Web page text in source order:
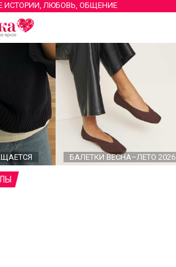
ИСТОРИИ, ЛЮБОВЬ, ОБЩЕНИЕ
БАЛЕТКИ ВЕСНА–ЛЕТО 2026